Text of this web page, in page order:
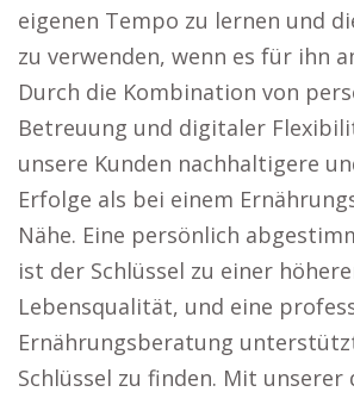
eigenen Tempo zu lernen und
zu verwenden, wenn es für ihn
Durch die Kombination von
Betreuung und digitaler
unsere Kunden nachhaltigere
Erfolge als bei einem
Nähe. Eine persönlich
ist der Schlüssel zu einer
Lebensqualität, und eine
Ernährungsberatung
Schlüssel zu finden. Mit unserer